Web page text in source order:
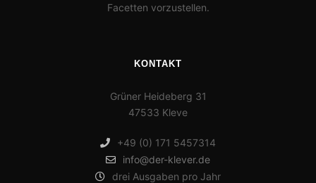
Facetten vorzustellen.
KONTAKT
Grüner Heideberg 31
47533 Kleve
+49 (0) 171 5457314
info@der-klever.de
drei Ausgaben pro Jahr